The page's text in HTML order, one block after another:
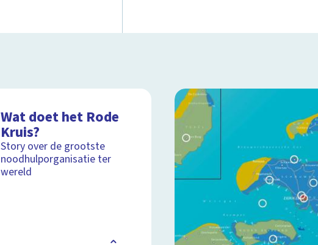
Wat doet het Rode
Kruis?
Story over de grootste
noodhulporganisatie ter
wereld